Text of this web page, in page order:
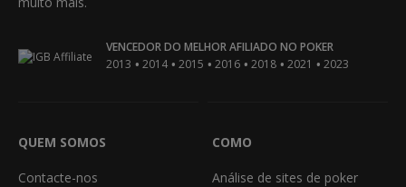
VENCEDOR DO MELHOR AFILIADO NO POKER
2013 • 2014 • 2015 • 2016 • 2018 • 2021 • 2023
QUEM SOMOS
Contacte-nos
COMO
Análise de sites de poker